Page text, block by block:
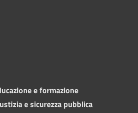
e formazione
e sicurezza pubblica